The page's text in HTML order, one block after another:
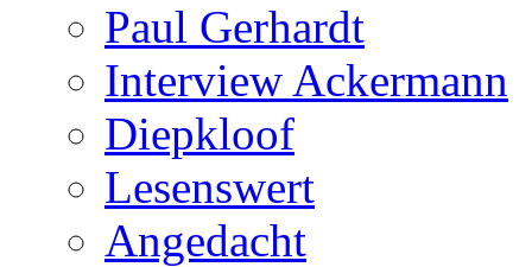
Paul Gerhardt
Interview Ackermann
Diepkloof
Lesenswert
Angedacht